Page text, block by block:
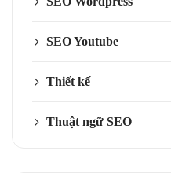
SEO Youtube
Thiết kế
Thuật ngữ SEO